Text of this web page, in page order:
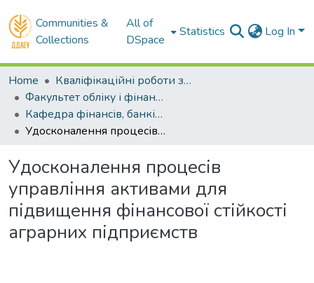
Communities &
Collections
All of
DSpace
Statistics Log In
Home
Кваліфікаційні роботи здобувачів вищої освіти
Факультет обліку і фінансів
Кафедра фінансів, банківської справи та страхування . Магістри
Удосконалення процесів управління активами для підвищення фінансової стійкості аграрних підприємств
Удосконалення процесів
управління активами для
підвищення фінансової стійкості
аграрних підприємств